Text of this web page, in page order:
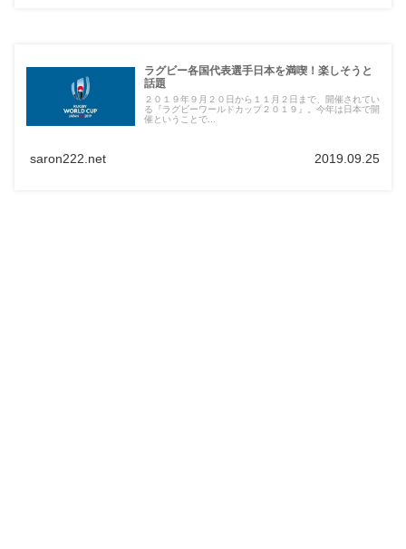
ラグビー各国代表選手日本を満喫！楽しそうと
話題
２０１９年９月２０日から１１月２日まで、開催されてい
る『ラグビーワールドカップ２０１９』。今年は日本で開
催ということで...
saron222.net 2019.09.25